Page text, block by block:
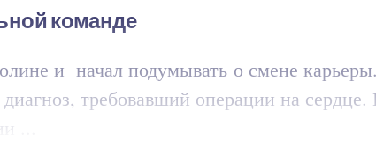
команде
и начал подумывать о смене
требовавший операции на
...